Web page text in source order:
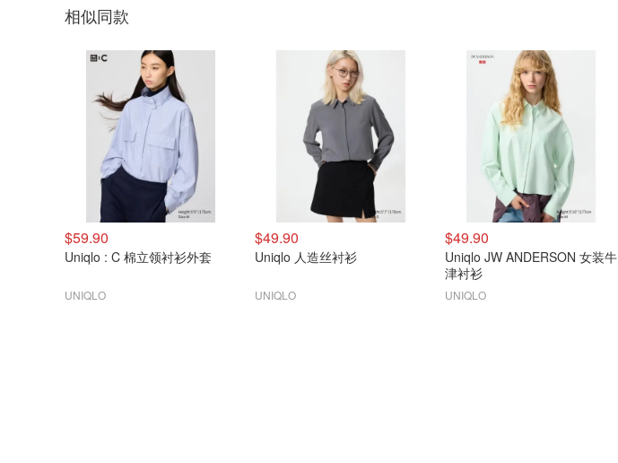
相似同款
$59.90
Uniqlo : C 棉立领衬衫外套
UNIQLO
$49.90
Uniqlo 人造丝衬衫
UNIQLO
$49.90
Uniqlo JW ANDERSON 女装牛
津衬衫
UNIQLO